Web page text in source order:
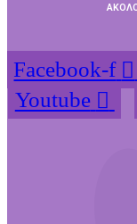
Facebook-f
Youtube